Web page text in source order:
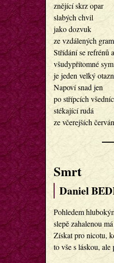
znějící skrz opar
slabých chvil
jako dozvuk
ze vzdálených
Střídání se refrénů
všudypřítomné
je jeden velký
Napoví snad jen
po střípcích
stékající rudá
ze včerejších
Smrt
Daniel
Pohledem
slepě zahalenou
Získat pro nicotu,
to vše s láskou, ale